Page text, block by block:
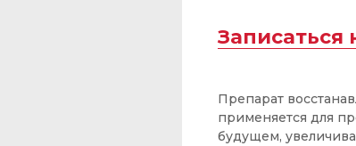
Записаться
Препарат
применяется для
будущем,